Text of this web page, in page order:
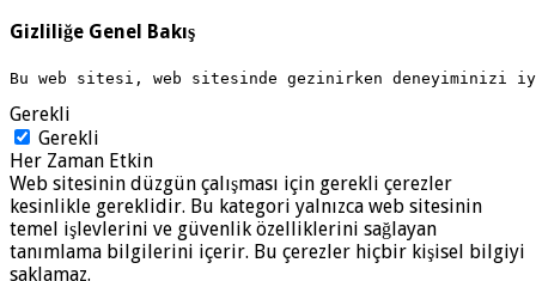
Gizliliğe Genel Bakış
Bu web sitesi, web sitesinde gezinirken deneyiminizi
Gerekli
Gerekli
Her Zaman Etkin
Web sitesinin düzgün çalışması için gerekli çerezler
kesinlikle gereklidir. Bu kategori yalnızca web sitesinin
temel işlevlerini ve güvenlik özelliklerini sağlayan
tanımlama bilgilerini içerir. Bu çerezler hiçbir kişisel bilgiyi
saklamaz.